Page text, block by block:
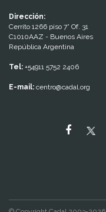
Dirección:
Cerrito 1266 piso 7° Of. 31
C1010AAZ - Buenos Aires
República Argentina
Tel: +54911 5752 2406
E-mail: centro@cadal.org